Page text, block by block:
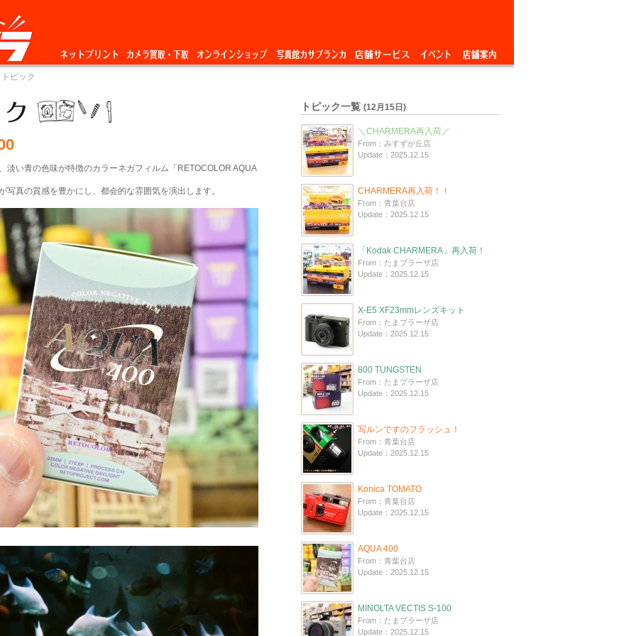
ネットプリント
カメラ買取・下
オンラインショップ 写真館カサブランカ 店舗サービス イベント 店舗案内
ピック
淡い青の色味が特徴のカラーネガフィルム「RETOCOLOR AQUA
写真の質感を豊かにし、都会的な雰囲気を演出します。
トピック一覧 (12月15日)
＼CHARMERA再入荷／
From：みすずが丘店
Update：2025.12.15
CHARMERA再入荷！！
From：青葉台店
Update：2025.12.15
「Kodak CHARMERA」再入荷！
From：たまプラーザ店
Update：2025.12.15
X-E5 XF23mmレンズキット
From：たまプラーザ店
Update：2025.12.15
800 TUNGSTEN
From：たまプラーザ店
Update：2025.12.15
写ルンですのフラッシュ！
From：青葉台店
Update：2025.12.15
Konica TOMATO
From：青葉台店
Update：2025.12.15
AQUA 400
From：青葉台店
Update：2025.12.15
MINOLTA VECTIS S-100
From：たまプラーザ店
Update：2025.12.15